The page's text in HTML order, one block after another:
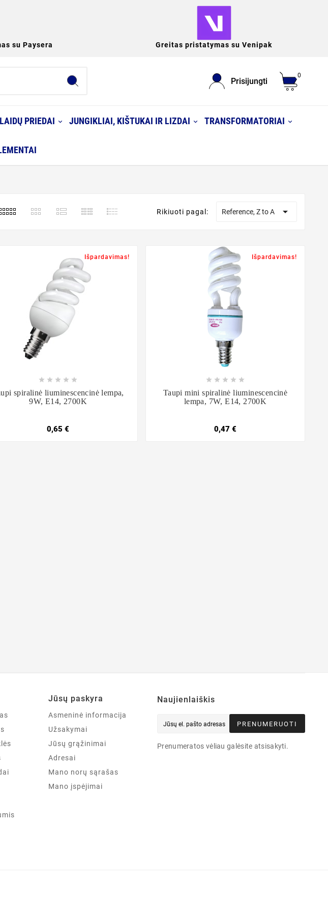
su Paysera Greitas pristatymas su Venipak
Prisijungti
0
PRIEDAI JUNGIKLIAI, KIŠTUKAI IR LIZDAI TRANSFORMATORIAI
Rikiuoti pagal: Reference, Z to A 
Išpardavimas!
    
spiralinė liuminescencinė lempa,
9W, E14, 2700K
0,65 €
Išpardavimas!
    
Taupi mini spiralinė liuminescencinė
lempa, 7W, E14, 2700K
0,47 €
Jūsų paskyra
Asmeninė informacija
Užsakymai
Jūsų grąžinimai
Adresai
Mano norų sąrašas
Mano įspėjimai
Naujienlaiškis
PRENUMERUOTI
Prenumeratos vėliau galėsite atsisakyti.